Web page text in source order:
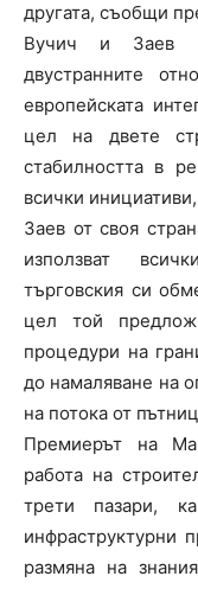
другата, съобщи
Вучич и Заев
двустранните
европейската
цел на двете
стабилността в
всички
Заев от своя
използват
търговския си
цел той
процедури на
до намаляване на
на потока от
Премиерът на
работа на
трети пазари,
инфраструктурни
размяна на